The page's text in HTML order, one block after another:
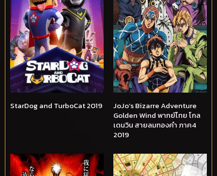
StarDog and TurboCat 2019
JoJo’s Bizarre Adventure
Golden Wind พากย์ไทย โกล
เดนวิน สายลมทองคำ ภาค4
2019